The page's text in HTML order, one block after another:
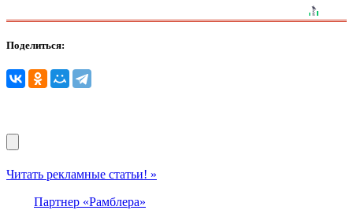
Поделиться:
Читать рекламные статьи! »
Партнер «Рамблера»